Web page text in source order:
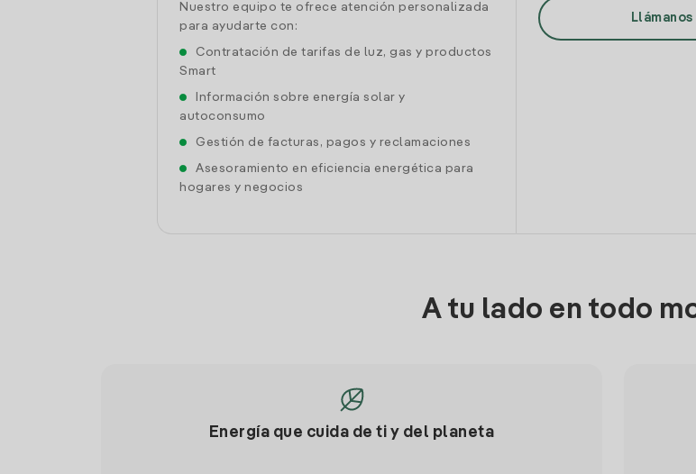
Nuestro equipo te ofrece atención personalizada
para ayudarte con:
Contratación de tarifas de luz, gas y productos
Smart
Información sobre energía solar y
autoconsumo
Gestión de facturas, pagos y reclamaciones
Asesoramiento en eficiencia energética para
hogares y negocios
Llámanos
A tu lado en todo
Energía que cuida de ti y del planeta